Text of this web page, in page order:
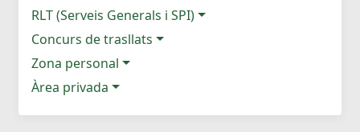
RLT (Serveis Generals i SPI)
Concurs de trasllats
Zona personal
Àrea privada